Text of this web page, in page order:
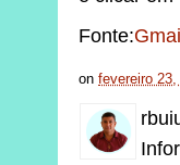
Fonte:
onfevereiro 23,